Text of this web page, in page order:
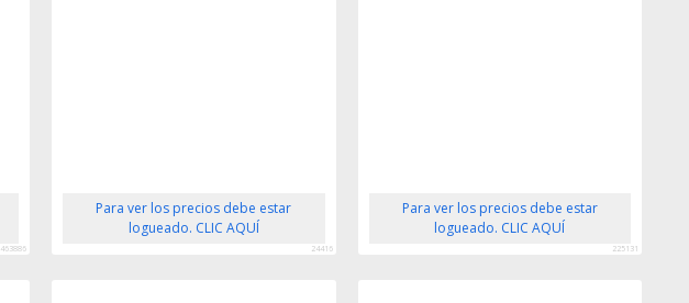
463886
Para ver los precios debe estar
logueado. CLIC AQUÍ
24416
Para ver los precios debe estar
logueado. CLIC AQUÍ
225131